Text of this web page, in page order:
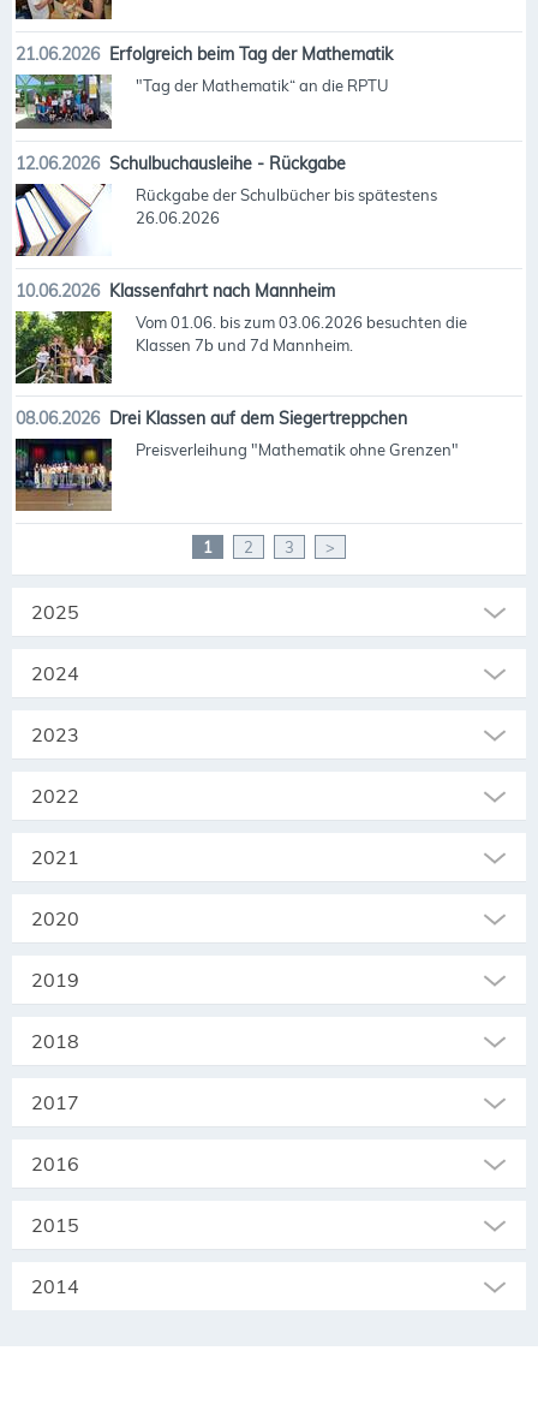
21.06.2026 Erfolgreich beim Tag der Mathematik
"Tag der Mathematik“ an die RPTU
12.06.2026 Schulbuchausleihe - Rückgabe
Rückgabe der Schulbücher bis spätestens
26.06.2026
10.06.2026 Klassenfahrt nach Mannheim
Vom 01.06. bis zum 03.06.2026 besuchten die
Klassen 7b und 7d Mannheim.
08.06.2026 Drei Klassen auf dem Siegertreppchen
Preisverleihung "Mathematik ohne Grenzen"
1 2 3 >
2025
2024
2023
2022
2021
2020
2019
2018
2017
2016
2015
2014